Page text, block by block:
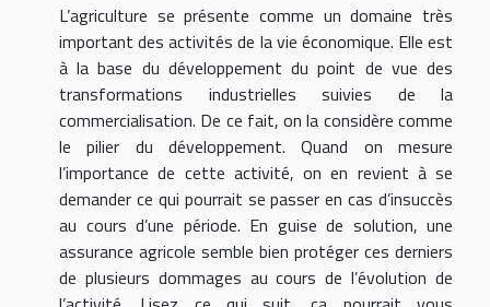
L’agriculture se présente comme un domaine très
important des activités de la vie économique. Elle est
à la base du développement du point de vue des
transformations industrielles suivies de la
commercialisation. De ce fait, on la considère comme
le pilier du développement. Quand on mesure
l’importance de cette activité, on en revient à se
demander ce qui pourrait se passer en cas d’insuccès
au cours d’une période. En guise de solution, une
assurance agricole semble bien protéger ces derniers
de plusieurs dommages au cours de l’évolution de